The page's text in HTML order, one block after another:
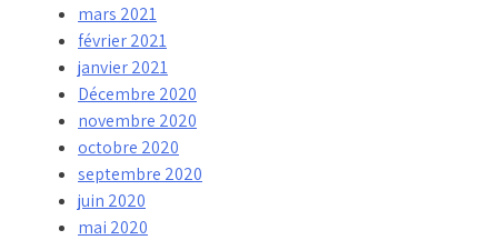
mars 2021
février 2021
janvier 2021
Décembre 2020
novembre 2020
octobre 2020
septembre 2020
juin 2020
mai 2020